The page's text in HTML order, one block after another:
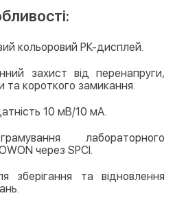
кольоровий РК-дисплей.
захист від перенапруги,
та короткого замикання.
10 мВ/10 мА.
лабораторного
через SPCI.
зберігання та відновлення